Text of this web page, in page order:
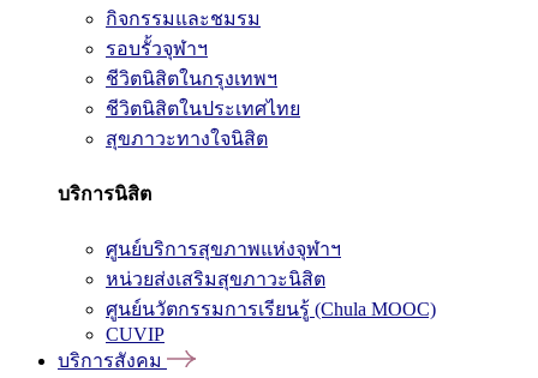
กิจกรรมและชมรม
รอบรั้วจุฬาฯ
ชีวิตนิสิตในกรุงเทพฯ
ชีวิตนิสิตในประเทศไทย
สุขภาวะทางใจนิสิต
บริการนิสิต
ศูนย์บริการสุขภาพแห่งจุฬาฯ
หน่วยส่งเสริมสุขภาวะนิสิต
ศูนย์นวัตกรรมการเรียนรู้ (Chula MOOC)
CUVIP
บริการสังคม